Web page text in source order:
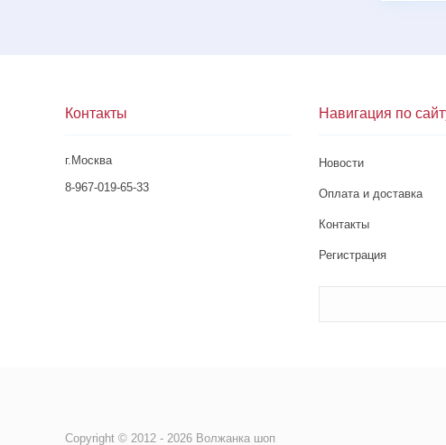
Контакты
г.Москва
8-967-019-65-33
Навигация по
Новости
Оплата и доставка
Контакты
Регистрация
Copyright © 2012 - 2026 Волжанка шоп